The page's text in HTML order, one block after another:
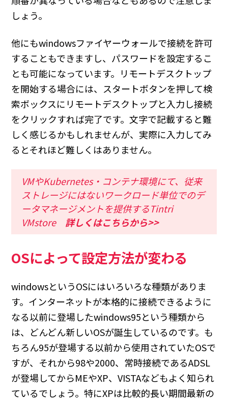
しょう。
他にもwindowsファイヤーウォールで接続を許可
することもできますし、パスワードを設定するこ
とも可能になっています。リモートデスクトップ
を開始する場合には、スタートボタンを押して検
索ボックスにリモートデスクトップと入力し接続
をクリックすれば完了です。文字で記載すると難
しく感じるかもしれませんが、実際に入力してみ
るとそれほど難しくはありません。
VMやKubernetes・コンテナ環境にて、従来
ストレージにはないワークロード単位でのデ
ータマネージメントを提供するTintri
VMstore 詳しくはこちらから>>
OSによって設定方法が変わる
windowsというOSにはいろいろな種類がありま
す。インターネットが本格的に接続できるように
なる以前に登場したwindows95という種類から
は、どんどん新しいOSが誕生しているのです。も
ちろん95が登場する以前から使用されていたOSで
すが、それから98や2000、常時接続であるADSL
が登場してからMEやXP、VISTAなどもよく知られ
ているでしょう。特にXPは比較的長い期間最新の